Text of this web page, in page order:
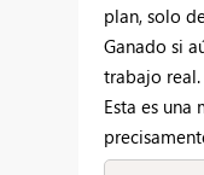
plan, solo
Ganado si
trabajo real.
Esta es